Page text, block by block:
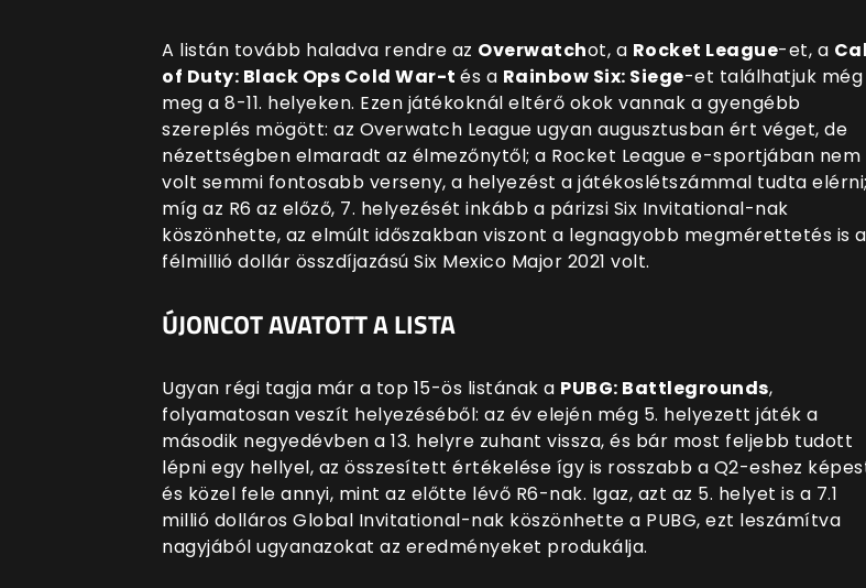
A listán tovább haladva rendre az Overwatchot, a Rocket League-et, a
of Duty: Black Ops Cold War-t és a Rainbow Six: Siege-et találhatjuk még
meg a 8-11. helyeken. Ezen játékoknál eltérő okok vannak a gyengébb
szereplés mögött: az Overwatch League ugyan augusztusban ért véget, de
nézettségben elmaradt az élmezőnytől; a Rocket League e-sportjában nem
volt semmi fontosabb verseny, a helyezést a játékoslétszámmal tudta elérni;
míg az R6 az előző, 7. helyezését inkább a párizsi Six Invitational-nak
köszönhette, az elmúlt időszakban viszont a legnagyobb megmérettetés is a
félmillió dollár összdíjazású Six Mexico Major 2021 volt.
ÚJONCOT AVATOTT A LISTA
Ugyan régi tagja már a top 15-ös listának a PUBG: Battlegrounds,
folyamatosan veszít helyezéséből: az év elején még 5. helyezett játék a
második negyedévben a 13. helyre zuhant vissza, és bár most feljebb tudott
lépni egy hellyel, az összesített értékelése így is rosszabb a Q2-eshez
és közel fele annyi, mint az előtte lévő R6-nak. Igaz, azt az 5. helyet is a 7.1
millió dolláros Global Invitational-nak köszönhette a PUBG, ezt leszámítva
nagyjából ugyanazokat az eredményeket produkálja.